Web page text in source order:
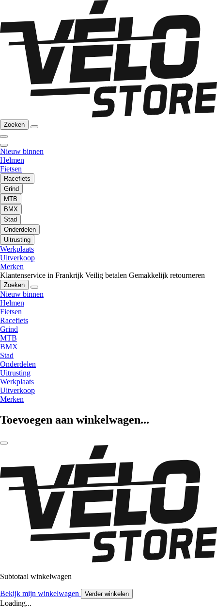
Zoeken
Nieuw binnen
Helmen
Fietsen
Racefiets
Grind
MTB
BMX
Stad
Onderdelen
Uitrusting
Werkplaats
Uitverkoop
Merken
Klantenservice in Frankrijk Veilig betalen Gemakkelijk retourneren
Zoeken
Nieuw binnen
Helmen
Fietsen
Racefiets
Grind
MTB
BMX
Stad
Onderdelen
Uitrusting
Werkplaats
Uitverkoop
Merken
Toevoegen aan winkelwagen...
Subtotaal winkelwagen
Bekijk mijn winkelwagen Verder winkelen
Loading...